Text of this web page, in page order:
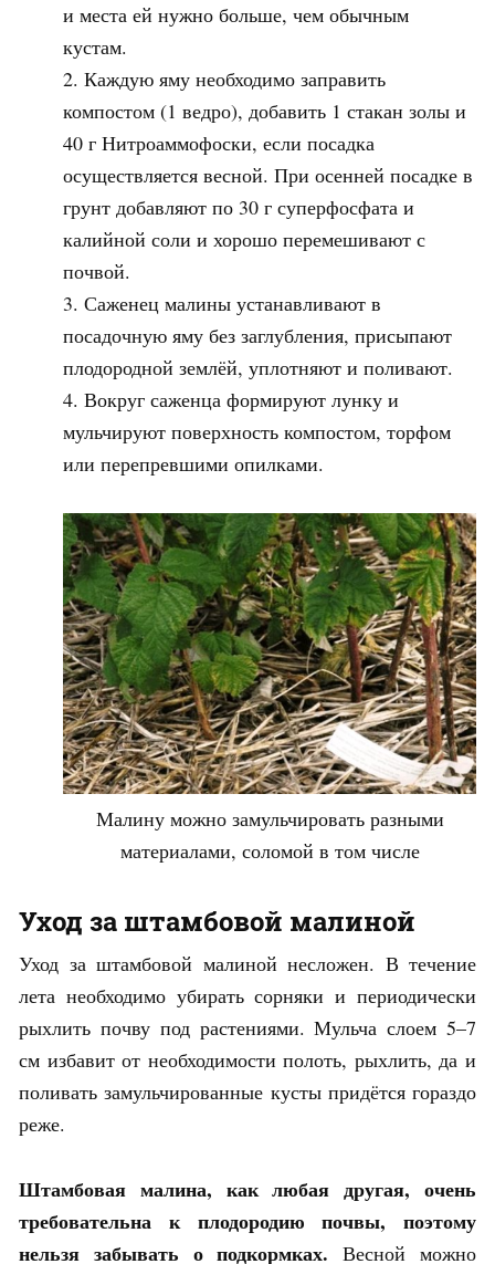
и места ей нужно больше, чем обычным
кустам.
Каждую яму необходимо заправить
компостом (1 ведро), добавить 1 стакан золы и
40 г Нитроаммофоски, если посадка
осуществляется весной. При осенней посадке в
грунт добавляют по 30 г суперфосфата и
калийной соли и хорошо перемешивают с
почвой.
Саженец малины устанавливают в
посадочную яму без заглубления, присыпают
плодородной землёй, уплотняют и поливают.
Вокруг саженца формируют лунку и
мульчируют поверхность компостом, торфом
или перепревшими опилками.
Малину можно замульчировать разными
материалами, соломой в том числе
Уход за штамбовой малиной
Уход за штамбовой малиной несложен. В течение
лета необходимо убирать сорняки и периодически
рыхлить почву под растениями. Мульча слоем 5–7
см избавит от необходимости полоть, рыхлить, да и
поливать замульчированные кусты придётся гораздо
реже.
Штамбовая малина, как любая другая, очень
требовательна к плодородию почвы, поэтому
нельзя забывать о подкормках. Весной можно